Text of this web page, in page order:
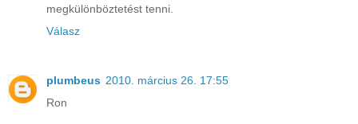
megkülönböztetést tenni.
Válasz
plumbeus 2010. március 26. 17:55
Ron